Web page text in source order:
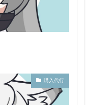
購入代行